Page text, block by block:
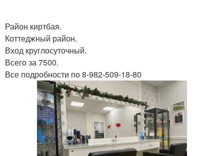
Район киртбая.
Коттеджный район.
Вход круглосуточный.
Всего за 7500.
Все подробности по 8-982-509-18-80